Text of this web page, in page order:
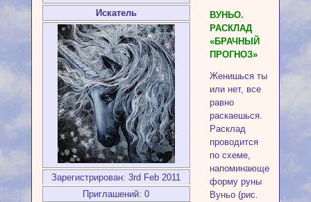
Искатель
Зарегистрирован: 3rd Feb 2011
Приглашений: 0
ВУНЬО.
РАСКЛАД
«БРАЧНЫЙ
ПРОГНОЗ»
Женишься ты
или нет, все
равно
раскаешься.
Расклад
проводится
по схеме,
напоминающей
форму руны
Вуньо (рис.